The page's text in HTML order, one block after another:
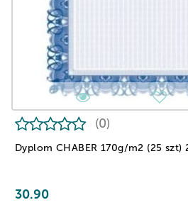
Dyplom CHABER 170g/m2 (25 szt)
(0)
30.90